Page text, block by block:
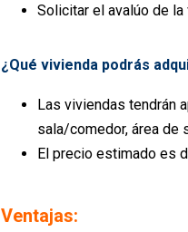
Solicitar el avalúo de
¿Qué vivienda podrás
Las viviendas tendrán
sala/comedor, área de
El precio estimado es
Ventajas: